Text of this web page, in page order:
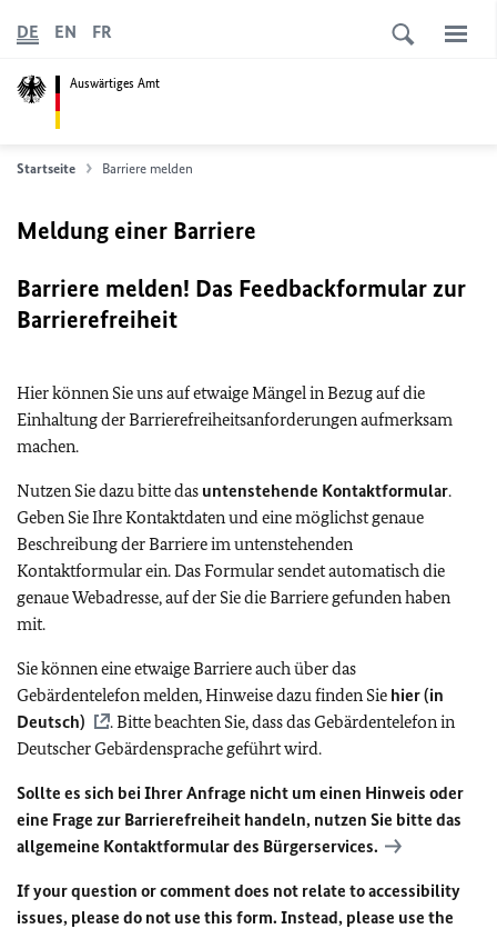
Auswärtiges Amt
DE EN FR
Startseite Barriere melden
Meldung einer Barriere
Barriere melden! Das Feedbackformular zur
Barrierefreiheit
Hier können Sie uns auf etwaige Mängel in Bezug auf die
Einhaltung der Barrierefreiheitsanforderungen aufmerksam
machen.
Nutzen Sie dazu bitte das untenstehende Kontaktformular.
Geben Sie Ihre Kontaktdaten und eine möglichst genaue
Beschreibung der Barriere im untenstehenden
Kontaktformular ein. Das Formular sendet automatisch die
genaue Webadresse, auf der Sie die Barriere gefunden haben
mit.
Sie können eine etwaige Barriere auch über das
Gebärdentelefon melden, Hinweise dazu finden Sie hier (in
Deutsch)
. Bitte beachten Sie, dass das Gebärdentelefon in
Deutscher Gebärdensprache geführt wird.
Sollte es sich bei Ihrer Anfrage nicht um einen Hinweis oder
eine Frage zur Barrierefreiheit handeln, nutzen Sie bitte das
allgemeine Kontaktformular des Bürgerservices.
If your question or comment does not relate to accessibility
issues, please do not use this form. Instead, please use the